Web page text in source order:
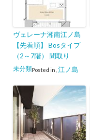
ヴェレーナ湘南江ノ島
【先着順】 Bosタイプ
（2～7階） 間取り
Posted in
未分類 江ノ島